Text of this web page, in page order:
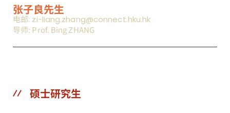
张子良先生
电邮: zi-liang.zhang@connect.hku.hk
导师: Prof. Bing ZHANG
硕士研究生